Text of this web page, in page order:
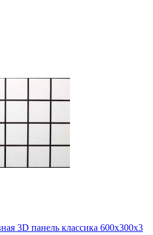
3D панель классика 600x300x3